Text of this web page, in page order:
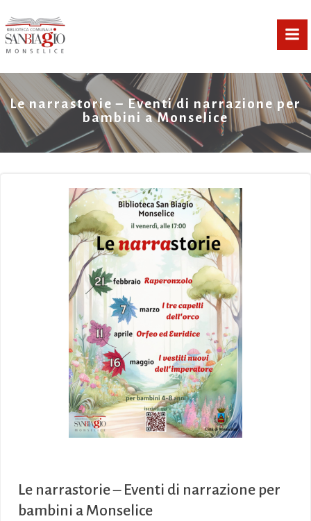
Le narrastorie – Eventi di narrazione per
bambini a Monselice
Le narrastorie – Eventi di narrazione per
bambini a Monselice